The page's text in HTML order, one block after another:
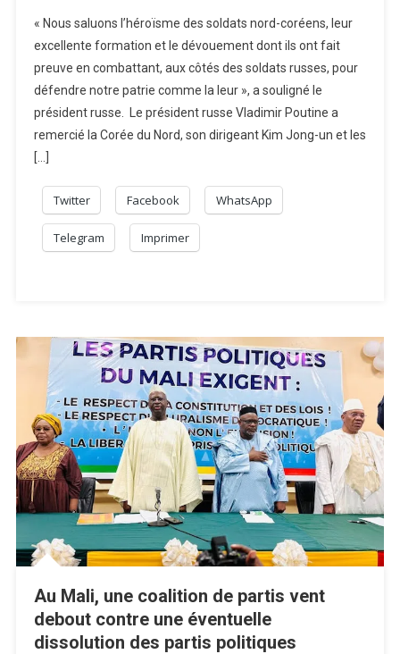
« Nous saluons l’héroïsme des soldats nord-coréens, leur
excellente formation et le dévouement dont ils ont fait
preuve en combattant, aux côtés des soldats russes, pour
défendre notre patrie comme la leur », a souligné le
président russe. Le président russe Vladimir Poutine a
remercié la Corée du Nord, son dirigeant Kim Jong-un et les
[…]
Twitter Facebook WhatsApp
Telegram Imprimer
Au Mali, une coalition de partis vent
debout contre une éventuelle
dissolution des partis politiques